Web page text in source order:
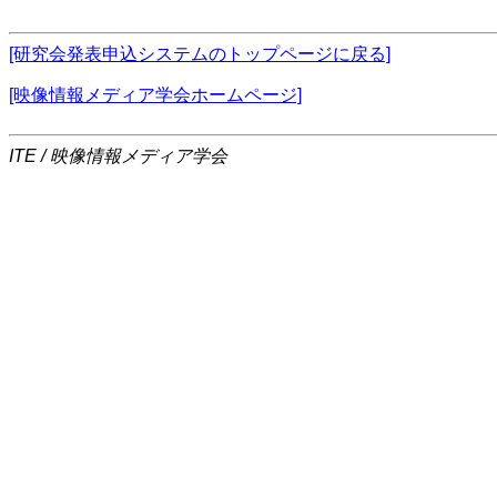
[研究会発表申込システムのトップページに戻る]
[映像情報メディア学会ホームページ]
ITE / 映像情報メディア学会